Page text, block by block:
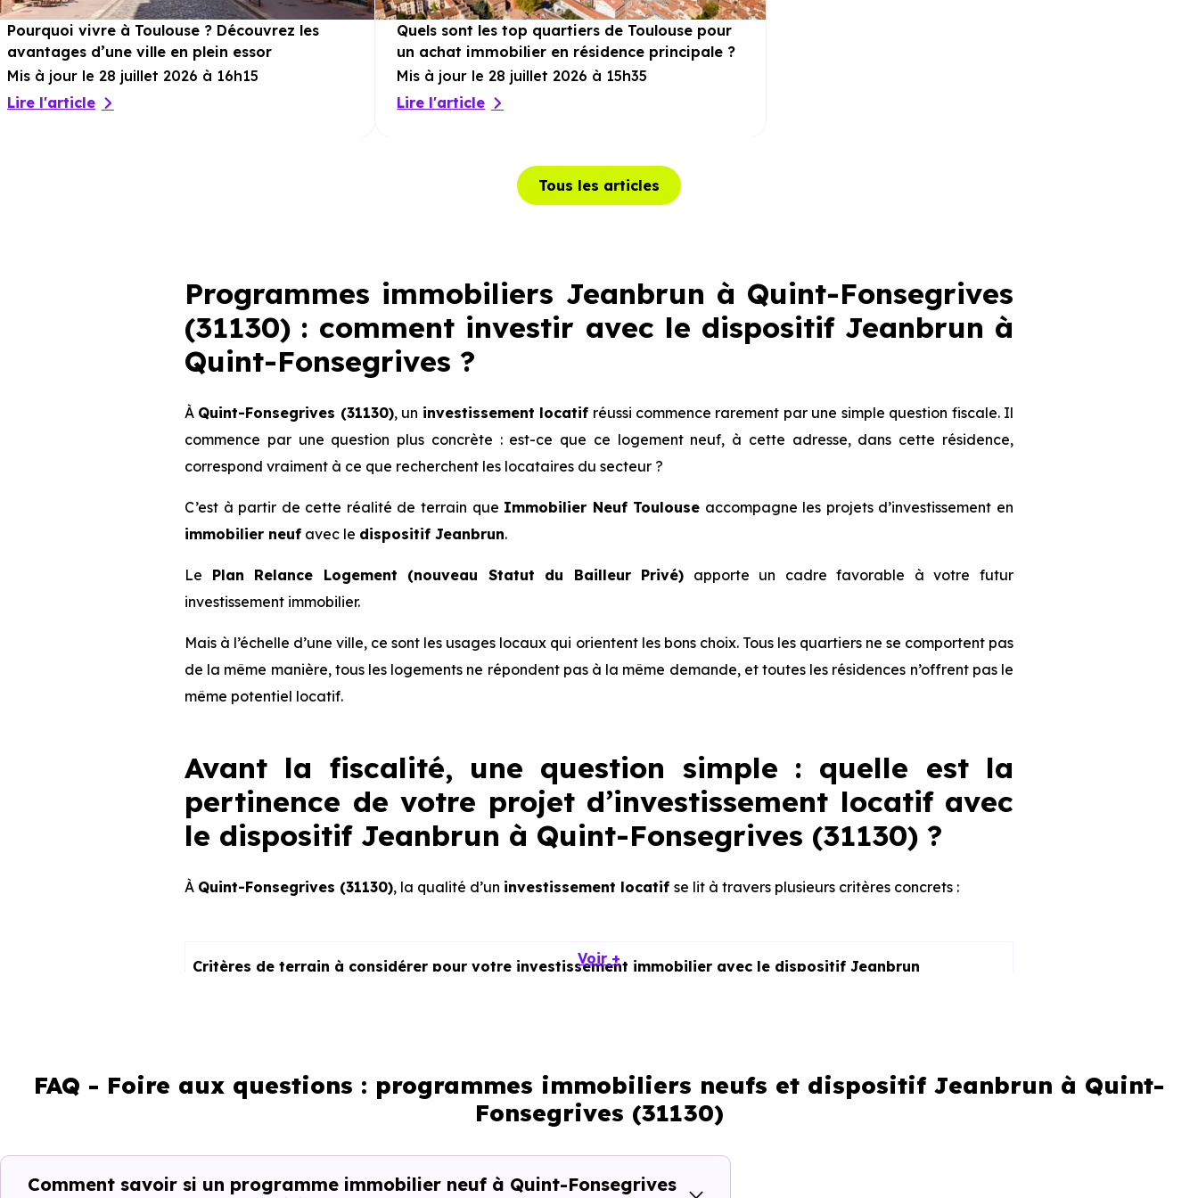
Pourquoi vivre à Toulouse ? Découvrez les
avantages d’une ville en plein essor
Mis à jour le 28 juillet 2026 à 16h15
Lire l'article
Quels sont les top quartiers de Toulouse pour
un achat immobilier en résidence principale ?
Mis à jour le 28 juillet 2026 à 15h35
Lire l'article
Tous les articles
Programmes immobiliers Jeanbrun à Quint-Fonsegrives
(31130) : comment investir avec le dispositif Jeanbrun à
Quint-Fonsegrives ?
À Quint-Fonsegrives (31130), un investissement locatif réussi commence rarement par une simple question fiscale. Il
commence par une question plus concrète : est-ce que ce logement neuf, à cette adresse, dans cette résidence,
correspond vraiment à ce que recherchent les locataires du secteur ?
C’est à partir de cette réalité de terrain que Immobilier Neuf Toulouse accompagne les projets d’investissement en
immobilier neuf avec le dispositif Jeanbrun.
Le Plan Relance Logement (nouveau Statut du Bailleur Privé) apporte un cadre favorable à votre futur
investissement immobilier.
Mais à l’échelle d’une ville, ce sont les usages locaux qui orientent les bons choix. Tous les quartiers ne se comportent pas
de la même manière, tous les logements ne répondent pas à la même demande, et toutes les résidences n’offrent pas le
même potentiel locatif.
Avant la fiscalité, une question simple : quelle est la
pertinence de votre projet d’investissement locatif avec
le dispositif Jeanbrun à Quint-Fonsegrives (31130) ?
À Quint-Fonsegrives (31130), la qualité d’un investissement locatif se lit à travers plusieurs critères concrets :
Critères de terrain à considérer pour votre investissement immobilier avec le dispositif Jeanbrun
Voir +
FAQ - Foire aux questions : programmes immobiliers neufs et dispositif Jeanbrun à Quint-
Fonsegrives (31130)
Comment savoir si un programme immobilier neuf à Quint-Fonsegrives